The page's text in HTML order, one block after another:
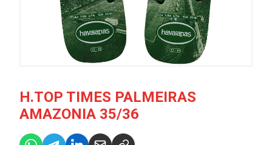
H.TOP TIMES PALMEIRAS
AMAZONIA 35/36